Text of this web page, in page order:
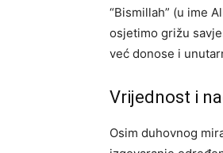
“Bismillah” (u ime
osjetimo grižu
već donose i
Vrijednost i
Osim duhovnog